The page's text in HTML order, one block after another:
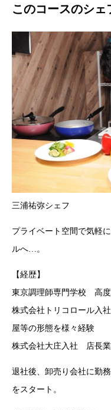
このコースのシェ
三浦祐弥シェフ
プライベート空間で気軽
ルへ…。
【経歴】
東京調理師専門学校 高
株式会社トリコロール入
屋等の形態を様々経験
株式会社大庄入社 店長
退社後、卸売り会社に勤
をスタート。